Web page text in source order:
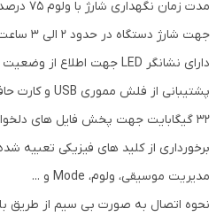
جهت شارژ دستگاه در حدود 2 الی 3 ساعت
دارای نشانگر LED جهت اطلاع از وضعیت شارژ
32 گیگابایت جهت پخش فایل های دلخواه
برخورداری از کلید های فیزیکی تعبیه
مدیریت موسیقی، ولوم، Mode و ...
نحوه اتصال به صورت بی سیم از طریق بلوتوث